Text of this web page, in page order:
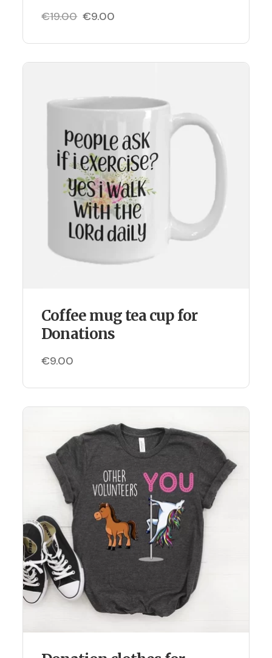
€19.00 €9.00
Coffee mug tea cup for
Donations
€9.00